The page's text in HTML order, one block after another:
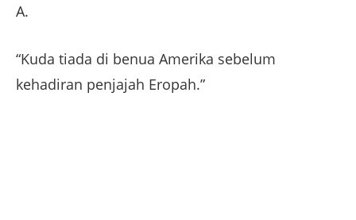
A.
“Kuda tiada di benua Amerika sebelum
kehadiran penjajah Eropah.”